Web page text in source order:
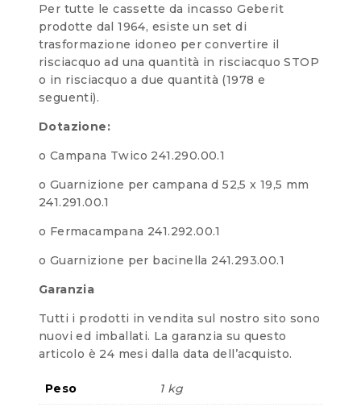
Per tutte le cassette da incasso Geberit
prodotte dal 1964, esiste un set di
trasformazione idoneo per convertire il
risciacquo ad una quantità in risciacquo STOP
o in risciacquo a due quantità (1978 e
seguenti).
Dotazione:
o Campana Twico 241.290.00.1
o Guarnizione per campana d 52,5 x 19,5 mm
241.291.00.1
o Fermacampana 241.292.00.1
o Guarnizione per bacinella 241.293.00.1
Garanzia
Tutti i prodotti in vendita sul nostro sito sono
nuovi ed imballati. La garanzia su questo
articolo è 24 mesi dalla data dell’acquisto.
Peso 1 kg